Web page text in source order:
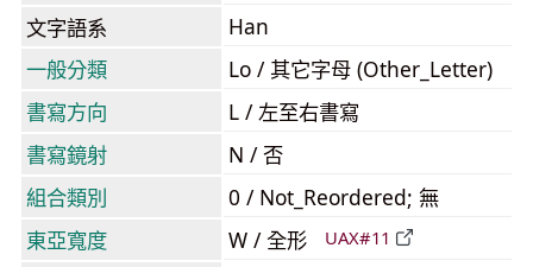
文字語系
Han
一般分類
Lo / 其它字母 (Other_Letter)
書寫方向
L / 左至右書寫
書寫鏡射
N / 否
組合類別
0 / Not_Reordered; 無
東亞寬度
W / 全形 UAX#11